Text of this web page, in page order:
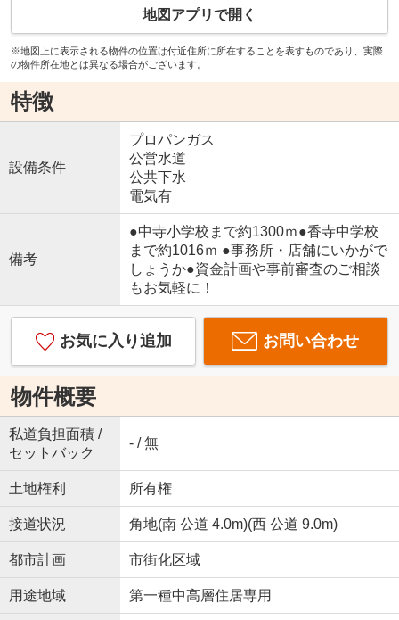
地図アプリで開く
※地図上に表示される物件の位置は付近住所に所在することを表すものであり、実際
の物件所在地とは異なる場合がございます。
特徴
設備条件
プロパンガス
公営水道
公共下水
電気有
備考
●中寺小学校まで約1300ｍ●香寺中学校
まで約1016ｍ ●事務所・店舗にいかがで
しょうか●資金計画や事前審査のご相談
もお気軽に！
お気に入り追加 お問い合わせ
物件概要
私道負担面積 /
セットバック
- / 無
土地権利 所有権
接道状況 角地(南 公道 4.0m)(西 公道 9.0m)
都市計画 市街化区域
用途地域 第一種中高層住居専用